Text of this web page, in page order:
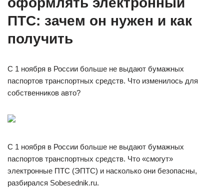
ПТС: зачем он нужен и как
получить
С 1 ноября в России больше не выдают бумажных
паспортов транспортных средств. Что изменилось для
собственников авто?
С 1 ноября в России больше не выдают бумажных
паспортов транспортных средств. Что «смогут»
электронные ПТС (ЭПТС) и насколько они безопасны,
разбирался Sobesednik.ru.